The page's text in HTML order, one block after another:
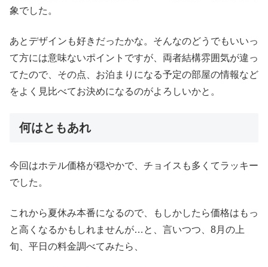
象でした。
あとデザインも好きだったかな。そんなのどうでもいいっ
て方には意味ないポイントですが、両者結構雰囲気が違っ
てたので、その点、お泊まりになる予定の部屋の情報など
をよく見比べてお決めになるのがよろしいかと。
何はともあれ
今回はホテル価格が穏やかで、チョイスも多くてラッキー
でした。
これから夏休み本番になるので、もしかしたら価格はもっ
と高くなるかもしれませんが…と、言いつつ、8月の上
旬、平日の料金調べてみたら、